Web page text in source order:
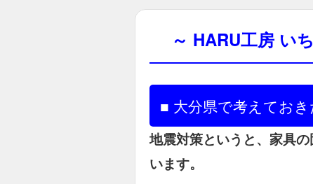
～ HARU工房 い
■ 大分県で考えてお
地震対策というと、家具
います。